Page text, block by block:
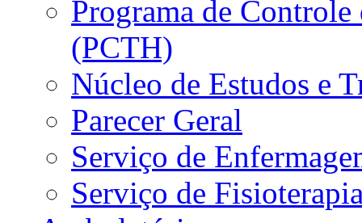
Programa de
(PCTH)
Núcleo de Estudos e
Parecer Geral
Serviço de
Serviço de